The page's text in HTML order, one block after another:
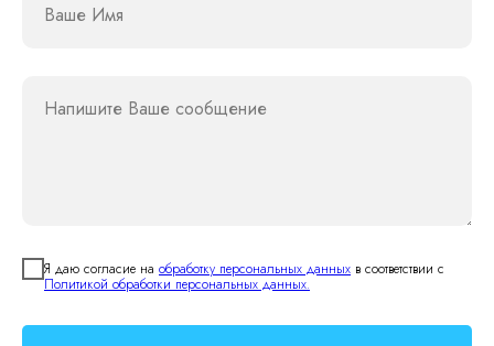
Ваше Имя
Напишите Ваше сообщение
Я даю согласие на обработку персональных данных в соответствии с
Политикой обработки персональных данных.